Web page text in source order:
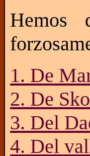
Hemos
1. De
2. De
3. Del
4. Del